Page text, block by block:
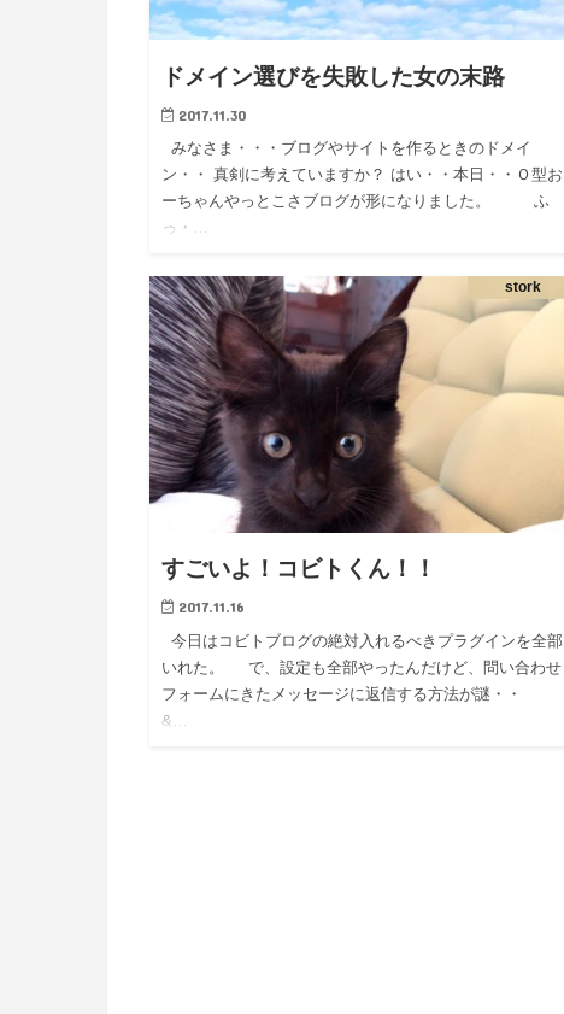
ドメイン選びを失敗した女の末路
2017.11.30
みなさま・・・ブログやサイトを作るときのドメイ
ン・・ 真剣に考えていますか？ はい・・本日・・Ｏ型お
ーちゃんやっとこさブログが形になりました。 ふ
っ・…
stork
すごいよ！コビトくん！！
2017.11.16
今日はコビトブログの絶対入れるべきプラグインを全部
いれた。 で、設定も全部やったんだけど、問い合わせ
フォームにきたメッセージに返信する方法が謎・・
&…